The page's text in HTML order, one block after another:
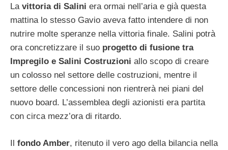
La vittoria di Salini era ormai nell’aria e già questa
mattina lo stesso Gavio aveva fatto intendere di non
nutrire molte speranze nella vittoria finale. Salini potrà
ora concretizzare il suo progetto di fusione tra
Impregilo e Salini Costruzioni allo scopo di creare
un colosso nel settore delle costruzioni, mentre il
settore delle concessioni non rientrerà nei piani del
nuovo board. L’assemblea degli azionisti era partita
con circa mezz’ora di ritardo.
Il fondo Amber, ritenuto il vero ago della bilancia nella